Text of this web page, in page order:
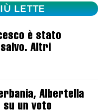
LETTE
è stato
Altri
Albertella
su un voto